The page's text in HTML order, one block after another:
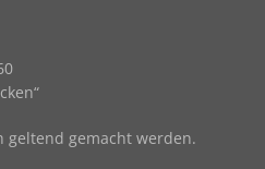
geltend gemacht werden.